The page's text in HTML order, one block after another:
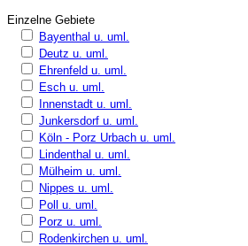
Einzelne Gebiete
Bayenthal u. uml.
Deutz u. uml.
Ehrenfeld u. uml.
Esch u. uml.
Innenstadt u. uml.
Junkersdorf u. uml.
Köln - Porz Urbach u. uml.
Lindenthal u. uml.
Mülheim u. uml.
Nippes u. uml.
Poll u. uml.
Porz u. uml.
Rodenkirchen u. uml.